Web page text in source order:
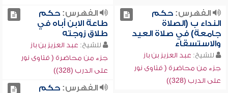
الفهرس:حكم
النداء ب (الصلاة
جامعة) في صلاة العيد
والاستسقاء
للشيخ: عبد العزيز بن باز
جزء من محاضرة ( فتاوى نور
على الدرب (328))
الفهرس:حكم
طاعة الابن أباه في
طلاق زوجته
للشيخ: عبد العزيز بن باز
جزء من محاضرة ( فتاوى نور
على الدرب (328))
الفهرس:حكم